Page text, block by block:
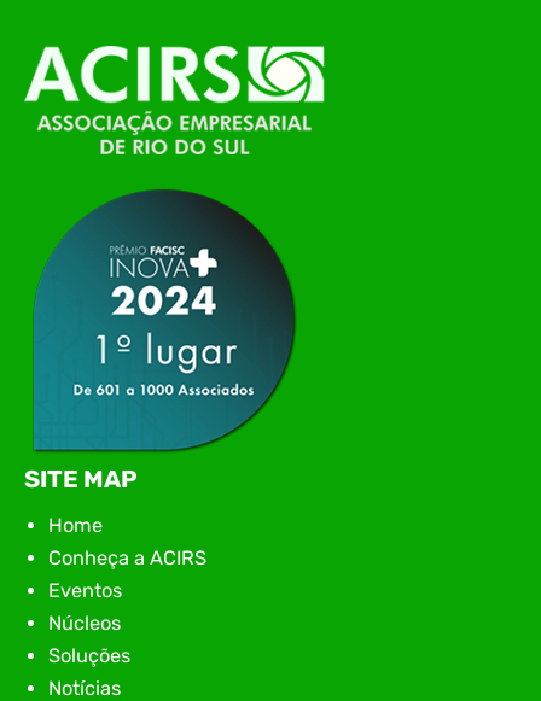
O Polo ACATE-ACIRS, por meio do NIAVI – Núcleo
de Tecnologia da Informação do Alto Vale do
Itajaí, realizou, no dia 21 de julho, o evento
Conexão Tech NIAVI, reunindo empresas de
tecnologia da região para uma noite de
apresentação de novas iniciativas para o setor. O
encontro aconteceu em Rio…
SITE MAP
Home
Conheça a ACIRS
Eventos
Núcleos
Soluções
Notícias